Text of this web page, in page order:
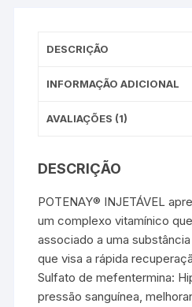
DESCRIÇÃO
INFORMAÇÃO ADICIONAL
AVALIAÇÕES (1)
DESCRIÇÃO
POTENAY® INJETÁVEL
um complexo vitamínico
associado a uma
que visa a rápida
Sulfato de mefentermina:
pressão sanguínea,